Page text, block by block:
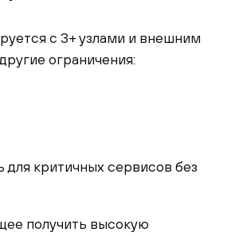
с 3+ узлами и внешним
ограничения:
критичных сервисов без
получить высокую